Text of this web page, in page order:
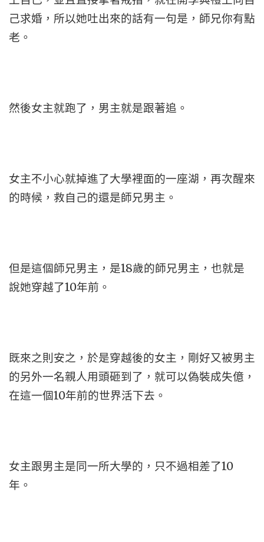
己求婚，所以她吐出來的話有一句是，師兄你有點
老。
然後女主就跑了，男主就是跟著追。
女主不小心就掉進了大學裡面的一座湖，再次醒來
的時候，救自己的還是師兄男主。
但是這個師兄男主，是18歲的師兄男主，也就是
說她穿越了10年前。
既來之則安之，於是穿越後的女主，剛好又被男主
的另外一名親人用頭砸到了，就可以偽裝成失億，
在這一個10年前的世界活下去。
女主跟男主是同一所大學的，只不過相差了10
年。